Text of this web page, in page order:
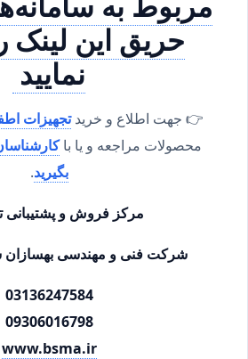
حریق این لینک
نمایید
👉 جهت اطلاع و خریدتجهیزات
محصولات مراجعه و یا با
بگیرید.
مرکز فروش و
شرکت فنی و مهندسی بهسازان
03136247584
09306016798
www.bsma.ir